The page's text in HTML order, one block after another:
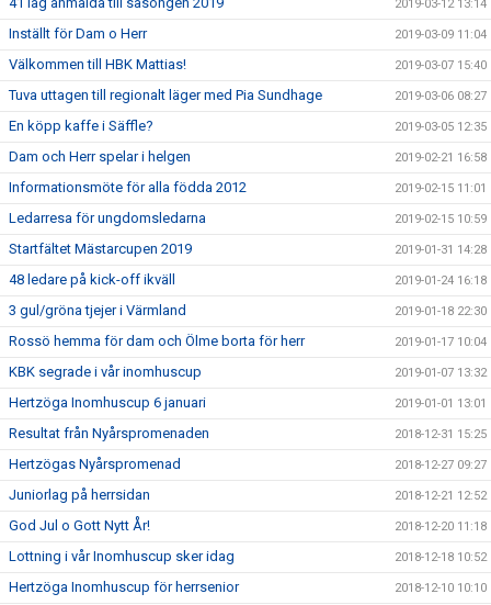
2019-03-12 13:14
Inställt för Dam o Herr 2019-03-09 11:04
Välkommen till HBK Mattias! 2019-03-07 15:40
Tuva uttagen till regionalt läger med Pia Sundhage 2019-03-06 08:27
En köpp kaffe i Säffle? 2019-03-05 12:35
Dam och Herr spelar i helgen 2019-02-21 16:58
Informationsmöte för alla födda 2012 2019-02-15 11:01
Ledarresa för ungdomsledarna 2019-02-15 10:59
Startfältet Mästarcupen 2019 2019-01-31 14:28
48 ledare på kick-off ikväll 2019-01-24 16:18
3 gul/gröna tjejer i Värmland 2019-01-18 22:30
Rossö hemma för dam och Ölme borta för herr 2019-01-17 10:04
KBK segrade i vår inomhuscup 2019-01-07 13:32
Hertzöga Inomhuscup 6 januari 2019-01-01 13:01
Resultat från Nyårspromenaden 2018-12-31 15:25
Hertzögas Nyårspromenad 2018-12-27 09:27
Juniorlag på herrsidan 2018-12-21 12:52
God Jul o Gott Nytt År! 2018-12-20 11:18
Lottning i vår Inomhuscup sker idag 2018-12-18 10:52
Hertzöga Inomhuscup för herrsenior 2018-12-10 10:10